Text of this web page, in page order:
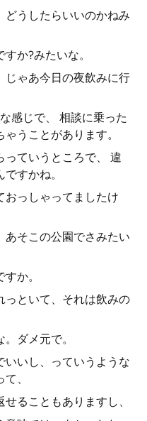
どうしたらいいのかねみ
か?みたいな。
じゃあ今日の夜飲みに行
感じで、 相談に乗った
うことがあります。
っていうところで、 違
すかね。
おっしゃってましたけ
あそこの公園でさみたい
か。
っといて、それは飲みの
ダメ元で。
いいし、っていうような
、
ることもありますし、